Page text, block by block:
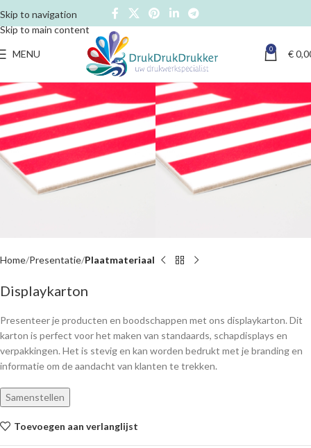
Skip to navigation
Skip to main content
MENU 0 €
Home Presentatie Plaatmateriaal
Displaykarton
Presenteer je producten en boodschappen met ons displaykarton. Dit
karton is perfect voor het maken van standaards, schapdisplays en
verpakkingen. Het is stevig en kan worden bedrukt met je branding en
informatie om de aandacht van klanten te trekken.
Samenstellen
Toevoegen aan verlanglijst